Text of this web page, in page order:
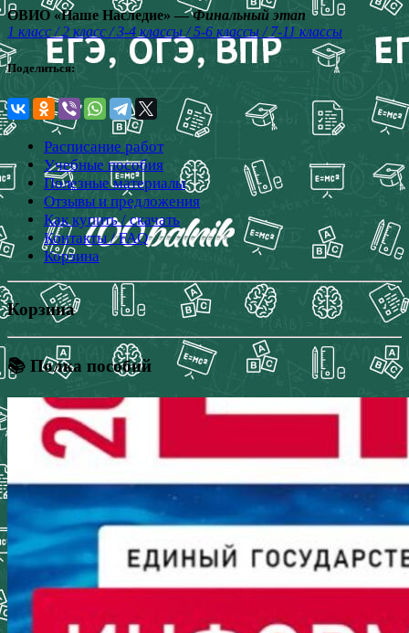
ОВИО «Наше Наследие» —Финальный этап
1 класс / 2 класс / 3-4 классы / 5-6 классы / 7-11 классы
Поделиться:
Расписание работ
Учебные пособия
Полезные материалы
Отзывы и предложения
Как купить / скачать
Контакты / FAQ
Корзина
Корзина
📚 Полка пособий